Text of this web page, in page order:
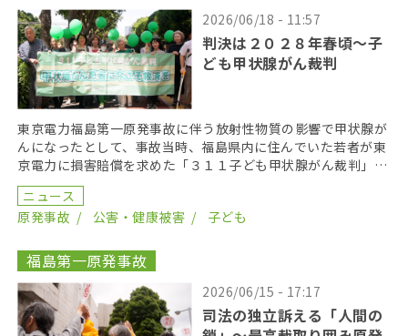
2026/06/18 - 11:57
判決は２０２８年春頃〜子
ども甲状腺がん裁判
東京電力福島第一原発事故に伴う放射性物質の影響で甲状腺が
んになったとして、事故当時、福島県内に住んでいた若者が東
京電力に損害賠償を求めた「３１１子ども甲状腺がん裁判」の
第１８回口頭弁論が２０２６年６月１７日に開かれた。裁 […]
ニュース
原発事故
公害・健康被害 子ども
福島第一原発事故
2026/06/15 - 17:17
司法の独立訴える「人間の